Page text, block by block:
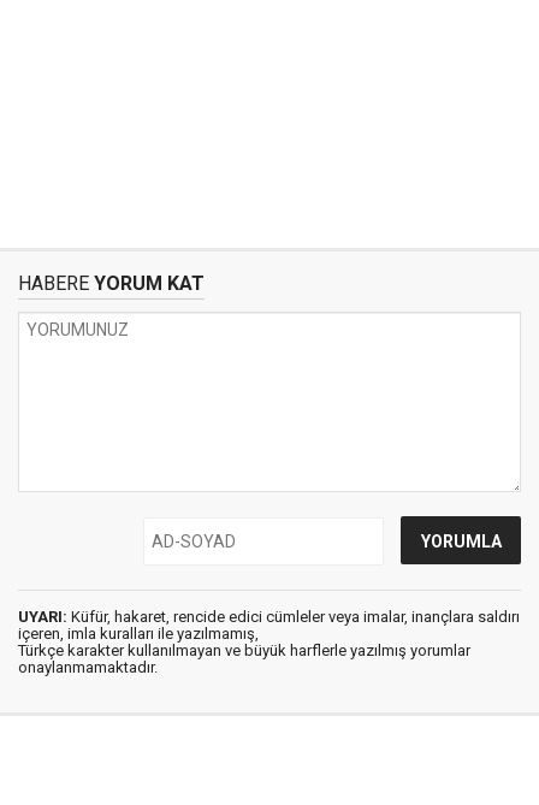
HABERE YORUM KAT
UYARI: Küfür, hakaret, rencide edici cümleler veya imalar, inançlara saldırı
içeren, imla kuralları ile yazılmamış,
Türkçe karakter kullanılmayan ve büyük harflerle yazılmış yorumlar
onaylanmamaktadır.